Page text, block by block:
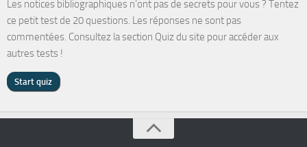
Les notices bibliographiques n’ont pas de secrets pour vous ? Tentez
ce petit test de 20 questions. Les réponses ne sont pas
commentées. Consultez la section Quiz du site pour accéder aux
autres tests !